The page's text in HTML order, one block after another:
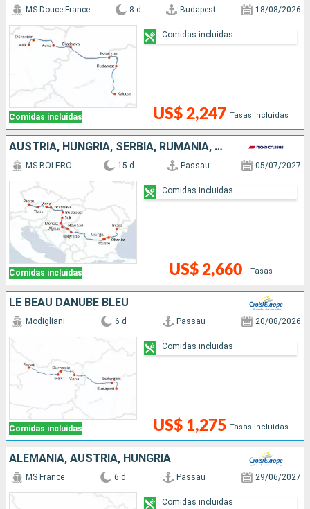
Comidas incluidas
MS Douce France 8 d Budapest 18/08/2026
US$ 2,247 Tasas incluidas
Comidas incluidas
AUSTRIA, HUNGRÍA, SERBIA, RUMANIA, FRANCIA, ESLOVAQUIA, ALEMANIA
Comidas incluidas
MS BOLERO 15 d Passau 05/07/2027
US$ 2,660 +Tasas
Comidas incluidas
LE BEAU DANUBE BLEU
Comidas incluidas
Modigliani 6 d Passau 20/08/2026
US$ 1,275 Tasas incluidas
Comidas incluidas
ALEMANIA, AUSTRIA, HUNGRÍA
MS France 6 d Passau 29/06/2027
Comidas incluidas